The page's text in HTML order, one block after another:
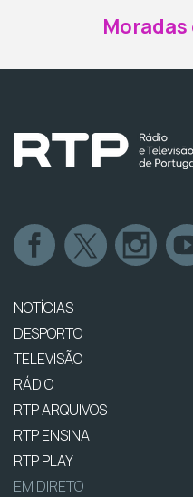
NOTÍCIAS
DESPORTO
TELEVISÃO
RÁDIO
RTP ARQUIVOS
RTP ENSINA
RTP PLAY
EM DIRETO